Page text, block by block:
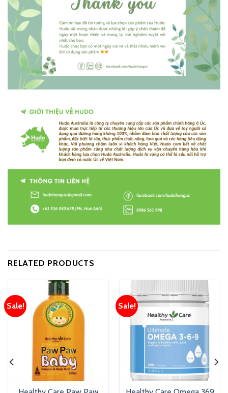
RELATED PRODUCTS
Sale! Sale!